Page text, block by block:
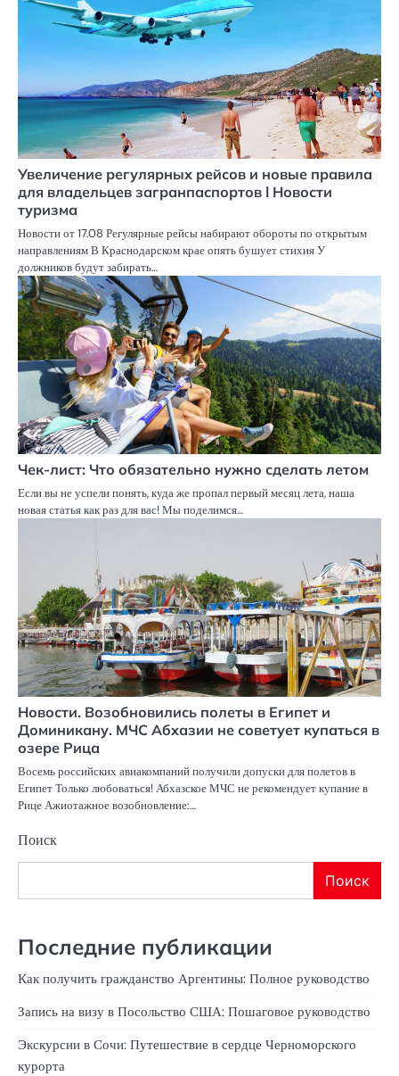
Увеличение регулярных рейсов и новые правила
для владельцев загранпаспортов ӏ Новости
туризма
Новости от 17.08 Регулярные рейсы набирают обороты по открытым
направлениям В Краснодарском крае опять бушует стихия У
должников будут забирать…
Чек-лист: Что обязательно нужно сделать летом
Если вы не успели понять, куда же пропал первый месяц лета, наша
новая статья как раз для вас! Мы поделимся…
Новости. Возобновились полеты в Египет и
Доминикану. МЧС Абхазии не советует купаться в
озере Рица
Восемь российских авиакомпаний получили допуски для полетов в
Египет Только любоваться! Абхазское МЧС не рекомендует купание в
Рице Ажиотажное возобновление:…
Поиск
Поиск
Последние публикации
Как получить гражданство Аргентины: Полное руководство
Запись на визу в Посольство США: Пошаговое руководство
Экскурсии в Сочи: Путешествие в сердце Черноморского
курорта